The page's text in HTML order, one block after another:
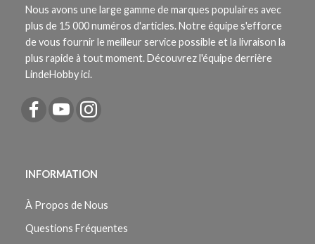
Nous avons une large gamme de marques populaires avec
plus de 15 000 numéros d'articles. Notre équipe s'efforce
de vous fournir le meilleur service possible et la livraison la
plus rapide à tout moment. Découvrez l'équipe derrière
LindeHobby ici.
INFORMATION
À Propos de Nous
Questions Fréquentes